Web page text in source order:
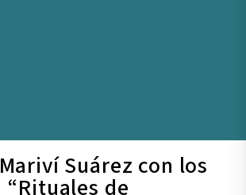
Suárez con los
“Rituales de